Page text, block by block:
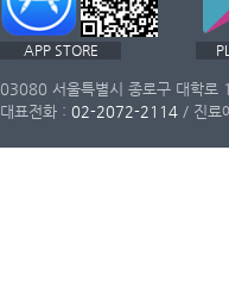
APP STORE
03080 서울특별시 종로구 대학
대표전화 : 02-2072-2114 / 진료